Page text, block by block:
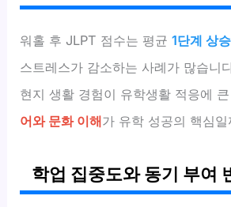
워홀 후 JLPT 점수는 평균1단계 상승
스트레스가 감소하는 사례가 많습니
현지 생활 경험이 유학생활 적응에
어와 문화 이해가 유학 성공의 핵심일
학업 집중도와 동기 부여